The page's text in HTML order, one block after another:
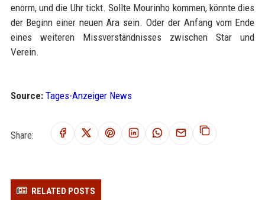
enorm, und die Uhr tickt. Sollte Mourinho kommen, könnte dies
der Beginn einer neuen Ära sein. Oder der Anfang vom Ende
eines weiteren Missverständnisses zwischen Star und
Verein.
Source: Tages-Anzeiger News
Share:
RELATED POSTS